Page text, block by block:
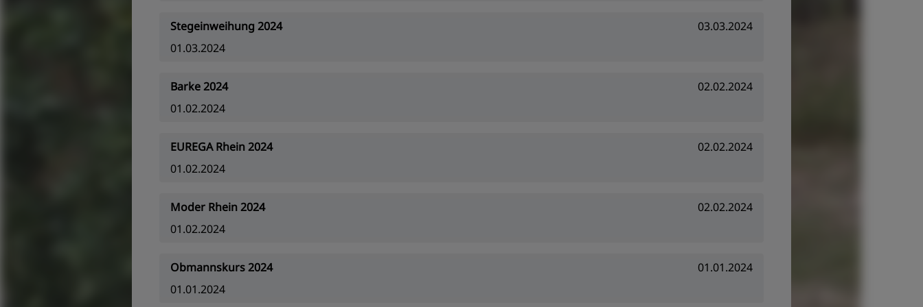
Stegeinweihung 2024
03.03.2024
01.03.2024
Barke 2024
02.02.2024
01.02.2024
EUREGA Rhein 2024
02.02.2024
01.02.2024
Moder Rhein 2024
02.02.2024
01.02.2024
Obmannskurs 2024
01.01.2024
01.01.2024